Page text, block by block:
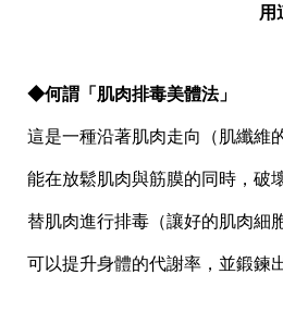
用
◆何謂「肌肉排毒美體法」
這是一種沿著肌肉走向（肌纖維的
能在放鬆肌肉與筋膜的同時，破壞
替肌肉進行排毒（讓好的肌肉細胞
可以提升身體的代謝率，並鍛鍊出